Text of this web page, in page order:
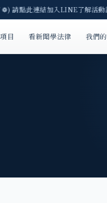
點此連結加入LINE了解活動詳
目 看新聞學法律 我們